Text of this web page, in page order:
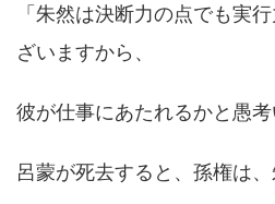
「朱然は決断力の点でも実
ざいますから、
彼が仕事にあたれるかと愚考
呂蒙が死去すると、孫権は、